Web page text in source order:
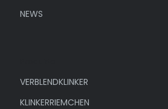
NEWS
VERBLENDKLINKER
KLINKERRIEMCHEN